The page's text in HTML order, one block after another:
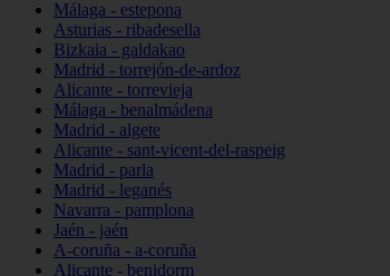
Málaga - estepona
Asturias - ribadesella
Bizkaia - galdakao
Madrid - torrejón-de-ardoz
Alicante - torrevieja
Málaga - benalmádena
Madrid - algete
Alicante - sant-vicent-del-raspeig
Madrid - parla
Madrid - leganés
Navarra - pamplona
Jaén - jaén
A-coruña - a-coruña
Alicante - benidorm